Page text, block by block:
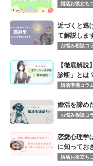
婚活お役立ち
近づくと逃
て解説しま
お悩み相談コ
【徹底解
診断」とは
婚活準備コラ
婚活を諦め
お悩み相談コ
恋愛心理学
に知ってお
婚活お役立ち